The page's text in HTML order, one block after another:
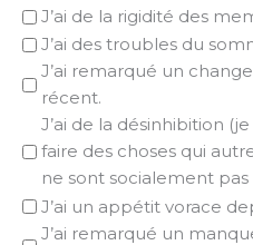
J’ai de la rigidité des
J’ai des troubles du
J’ai remarqué un changement
récent.
J’ai de la désinhibition
faire des choses qui
ne sont socialement
J’ai un appétit vorace
J’ai remarqué un